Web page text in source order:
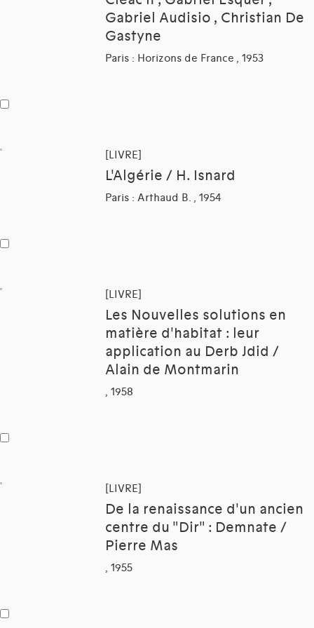
Gabriel Audisio , Christian De
Gastyne
Paris : Horizons de France , 1953
[LIVRE]
L'Algérie / H. Isnard
Paris : Arthaud B. , 1954
[LIVRE]
Les Nouvelles solutions en
matière d'habitat : leur
application au Derb Jdid /
Alain de Montmarin
, 1958
[LIVRE]
De la renaissance d'un ancien
centre du "Dir" : Demnate /
Pierre Mas
, 1955